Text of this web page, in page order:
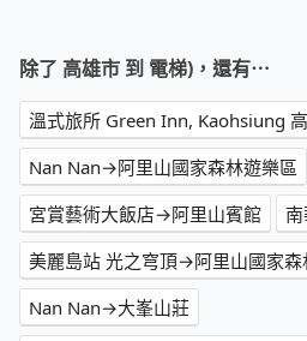
除了 高雄市 到 電梯)，還有⋯
溫式旅所 Green Inn, Kaohsiung
Nan Nan→阿里山國家森林遊樂區
宮賞藝術大飯店→阿里山賓館
美麗島站 光之穹頂→阿里山國家森
Nan Nan→大峯山莊